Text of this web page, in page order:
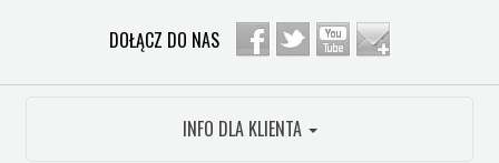
DOŁĄCZ DO NAS
INFO DLA KLIENTA